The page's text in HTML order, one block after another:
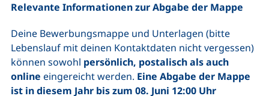
Relevante Informationen zur Abgabe der Mappe
Deine Bewerbungsmappe und Unterlagen (bitte
Lebenslauf mit deinen Kontaktdaten nicht vergessen)
können sowohl persönlich, postalisch als auch
online eingereicht werden. Eine Abgabe der Mappe
ist in diesem Jahr bis zum 08. Juni 12:00 Uhr